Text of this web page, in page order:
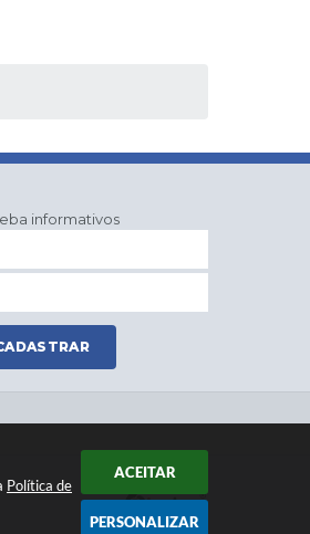
Política de
ACEITAR
PERSONALIZAR
informativos